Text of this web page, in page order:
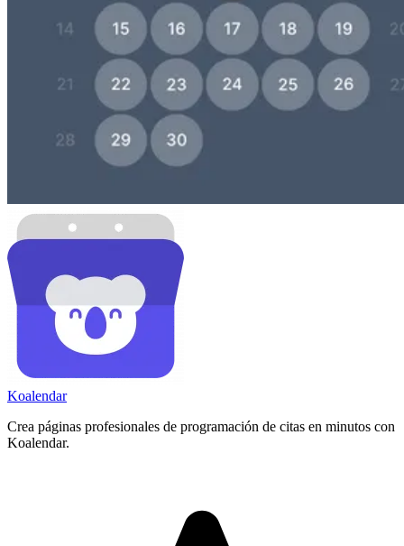
Koalendar
Crea páginas profesionales de programación de citas en minutos con
Koalendar.